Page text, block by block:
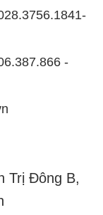
-
Trị Đông B,